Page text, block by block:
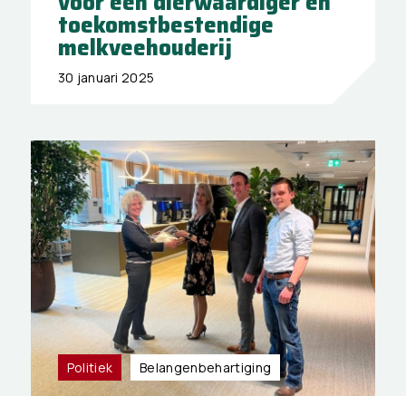
toekomstbestendige
melkveehouderij
30 januari 2025
Politiek Belangen­behartiging